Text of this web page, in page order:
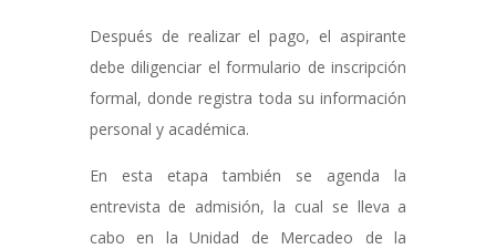
Después de realizar el pago, el aspirante
debe diligenciar el formulario de inscripción
formal, donde registra toda su información
personal y académica.
En esta etapa también se agenda la
entrevista de admisión, la cual se lleva a
cabo en la Unidad de Mercadeo de la